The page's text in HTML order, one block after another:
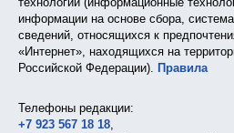
информации на основе сбора,
сведений, относящихся к
«Интернет», находящихся на
Российской Федерации). Правила
Телефоны редакции:
+7 923 567 18 18,